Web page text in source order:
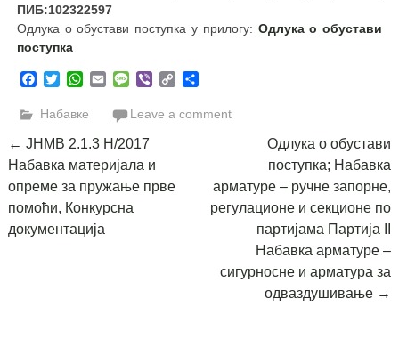
ПИБ:102322597
Одлука о обустави поступка у прилогу: Одлука о обустави
поступка
Facebook
TwitterWhatsApp
EmailMessage
ViberCopy
Набавке Leave a comment
Post
navigation
← ЈНМВ 2.1.3 Н/2017
Набавка материјала и
опреме за пружање прве
помоћи, Конкурсна
документација
Одлука о обустави
поступка; Набавка
арматуре – ручне запорне,
регулационе и секционе по
партијама Партија II
Набавка арматуре –
сигурносне и арматура за
одваздушивање →